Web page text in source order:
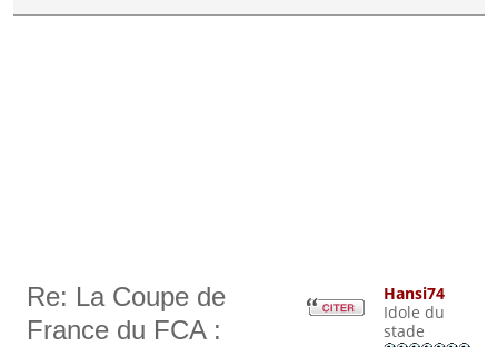
Re: La Coupe de
France du FCA :
Hansi74
Idole du
stade